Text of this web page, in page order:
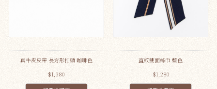
真牛皮皮帶 長方形扣頭 咖啡色
$1,380
直紋雙面絲巾 藍色
$1,280